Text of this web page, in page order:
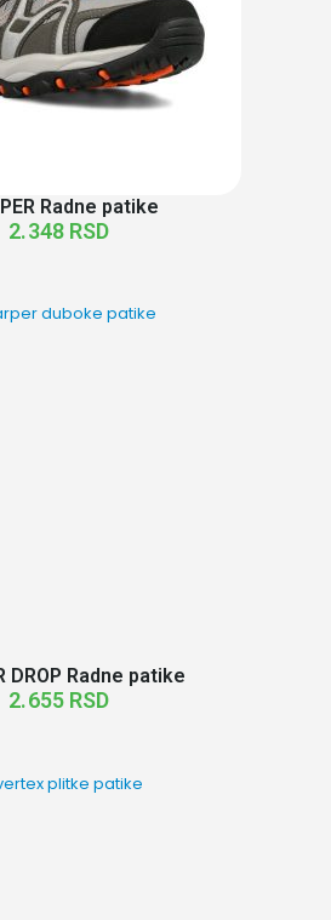
Radne patike
2.348 RSD
DROP Radne patike
2.655 RSD